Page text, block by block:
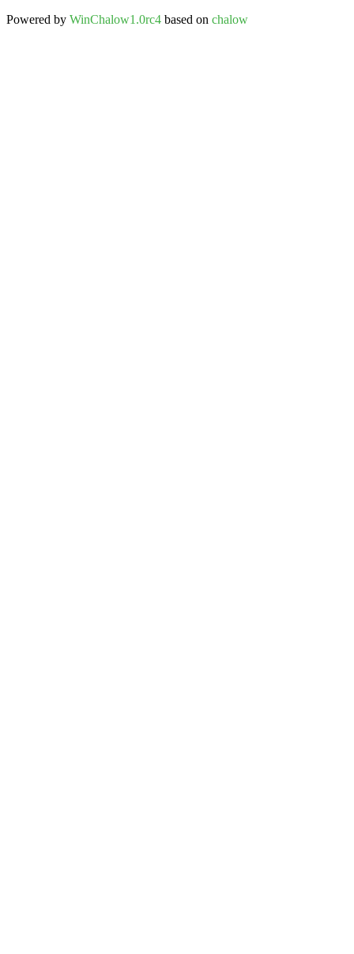
Powered by WinChalow1.0rc4 based on chalow